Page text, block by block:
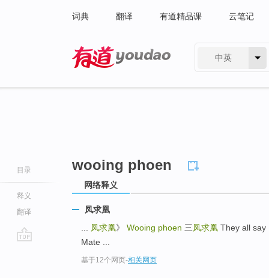
词典 翻译 有道精品课 云笔记
中英
目录
释义
翻译
wooing phoen
网络释义
凤求凰
凤求凰》 Wooing phoen 三凤求凰 They all say
Mate ...
基于12个网页-相关网页